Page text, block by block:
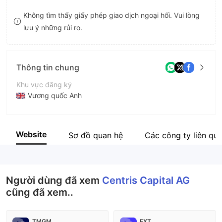
9 7
8
7
8
Không tìm thấy giấy phép giao dịch ngoại hối. Vui lòng
lưu ý những rủi ro.
Thông tin chung
Khu vực đăng ký
Vương quốc Anh
Tên công ty
Website Sơ đồ quan hệ Các công ty liên
Người dùng đã xem Centris Capital AG
cũng đã xem..